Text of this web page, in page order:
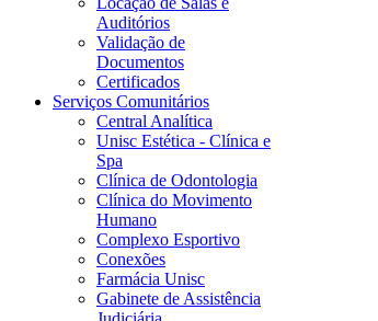
Auditórios
Validação de
Documentos
Certificados
Serviços Comunitários
Central Analítica
Unisc Estética - Clínica e
Spa
Clínica de Odontologia
Clínica do Movimento
Humano
Complexo Esportivo
Conexões
Farmácia Unisc
Gabinete de Assistência